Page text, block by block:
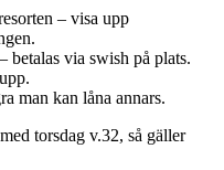
– visa upp
betalas via swish på plats.
man kan låna annars.
torsdag v.32, så gäller